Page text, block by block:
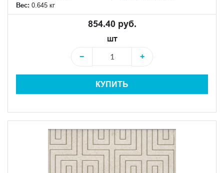
Вес: 0.645 кг
854.40 руб.
шт
−
+
КУПИТЬ